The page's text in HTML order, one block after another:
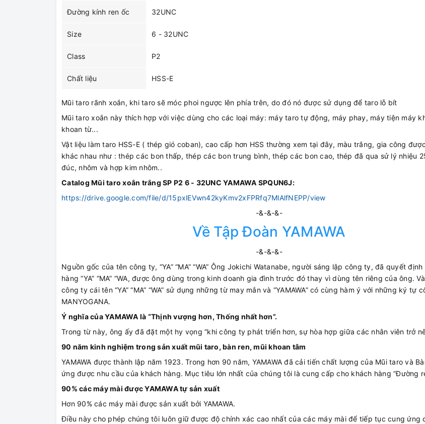
Đường kính ren ốc 32UNC
Size 6 - 32UNC
Class P2
Chất liệu HSS-E
Mũi taro rãnh xoắn, khi taro sẽ móc phoi ngược lên phía trên, do đó nó được sử dụng để taro lỗ bít
Mũi taro xoắn này thích hợp với việc dùng cho các loại máy: máy taro tự động, máy phay, máy tiện máy
khoan từ...
Vật liệu làm taro HSS-E ( thép gió coban), cao cấp hơn HSS thường xem tại đây, màu trắng, gia công
khác nhau như : thép các bon thấp, thép các bon trung bình, thép các bon cao, thép đã qua sử lý nhiệu
đúc, nhôm và hợp kim nhôm..
Catalog Mũi taro xoắn trắng SP P2 6 - 32UNC YAMAWA SPQUN6J:
https://drive.google.com/file/d/15pxlEVwn42kyKmv2xFPRfq7MlAlfNEPP/view
-&-&-&-
Về Tập Đoàn YAMAWA
-&-&-&-
Nguồn gốc của tên công ty, “YA” “MA” “WA” Ông Jokichi Watanabe, người sáng lập công ty, đã quyết
hàng “YA” “MA” “WA, được ông dùng trong kinh doanh gia đình trước đó thay vì dùng tên riêng của ông.
công ty cái tên “YA” “MA” “WA” sử dụng những từ may mắn và “YAMAWA” có cùng hàm ý với những ký tự
MANYOGANA.
Ý nghĩa của YAMAWA là “Thịnh vượng hơn, Thống nhất hơn”.
Trong từ này, ông ấy đã đặt một hy vọng “khi công ty phát triển hơn, sự hòa hợp giữa các nhân viên trở
90 năm kinh nghiệm trong sản xuất mũi taro, bàn ren, mũi khoan tâm
YAMAWA được thành lập năm 1923. Trong hơn 90 năm, YAMAWA đã cải tiến chất lượng của Mũi taro và
ứng được nhu cầu của khách hàng. Mục tiêu lớn nhất của chúng tôi là cung cấp cho khách hàng “Đường
90% các máy mài được YAMAWA tự sản xuất
Hơn 90% các máy mài được sản xuất bởi YAMAWA.
Điều này cho phép chúng tôi luôn giữ được độ chính xác cao nhất của các máy mài để tiếp tục cung ứng